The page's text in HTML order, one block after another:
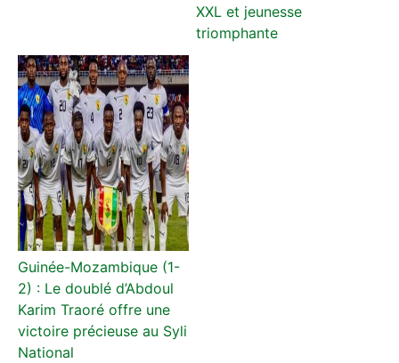
XXL et jeunesse
triomphante
Guinée-Mozambique (1-
2) : Le doublé d’Abdoul
Karim Traoré offre une
victoire précieuse au Syli
National